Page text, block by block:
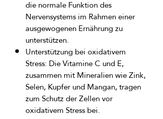
die normale Funktion des
Nervensystems im Rahmen einer
ausgewogenen Ernährung zu
unterstützen.
Unterstützung bei oxidativem
Stress: Die Vitamine C und E,
zusammen mit Mineralien wie Zink,
Selen, Kupfer und Mangan, tragen
zum Schutz der Zellen vor
oxidativem Stress bei.